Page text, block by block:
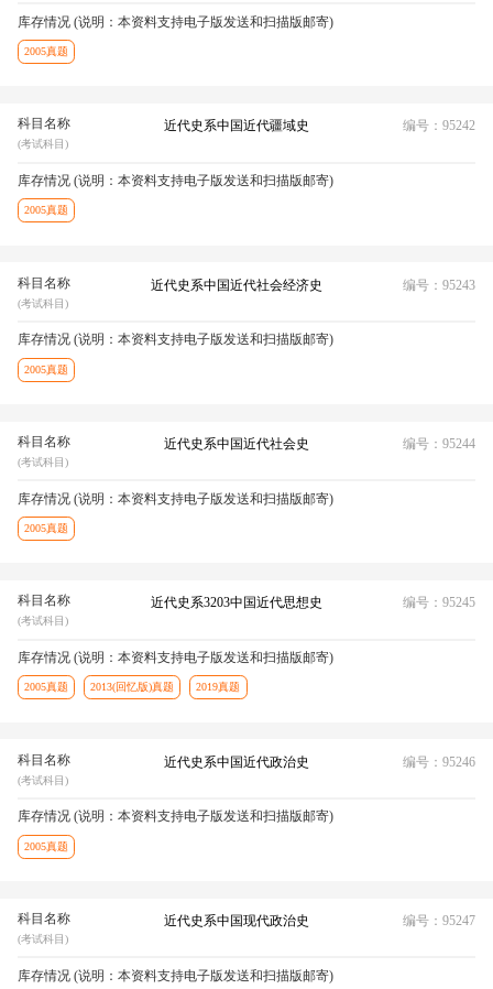
库存情况 (说明：本资料支持电子版发送和扫描版邮寄)
2005真题
科目名称
(考试科目)
近代史系中国近代疆域史 编号：95242
库存情况 (说明：本资料支持电子版发送和扫描版邮寄)
2005真题
科目名称
(考试科目)
近代史系中国近代社会经济史 编号：95243
库存情况 (说明：本资料支持电子版发送和扫描版邮寄)
2005真题
科目名称
(考试科目)
近代史系中国近代社会史 编号：95244
库存情况 (说明：本资料支持电子版发送和扫描版邮寄)
2005真题
科目名称
(考试科目)
近代史系3203中国近代思想史 编号：95245
库存情况 (说明：本资料支持电子版发送和扫描版邮寄)
2005真题 2013(回忆版)真题 2019真题
科目名称
(考试科目)
近代史系中国近代政治史 编号：95246
库存情况 (说明：本资料支持电子版发送和扫描版邮寄)
2005真题
科目名称
(考试科目)
近代史系中国现代政治史 编号：95247
库存情况 (说明：本资料支持电子版发送和扫描版邮寄)